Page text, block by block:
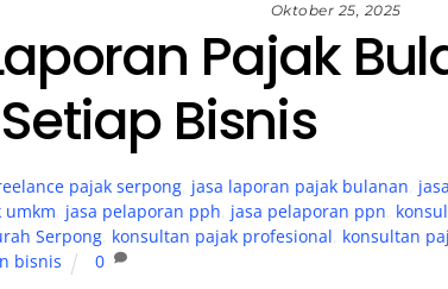
Oktober 25, 2025
Pajak
Bisnis
pajak serpong jasa laporan pajak bulanan
umkm jasa pelaporan pph jasa pelaporan ppn
Serpong konsultan pajak profesional konsultan
bisnis 0